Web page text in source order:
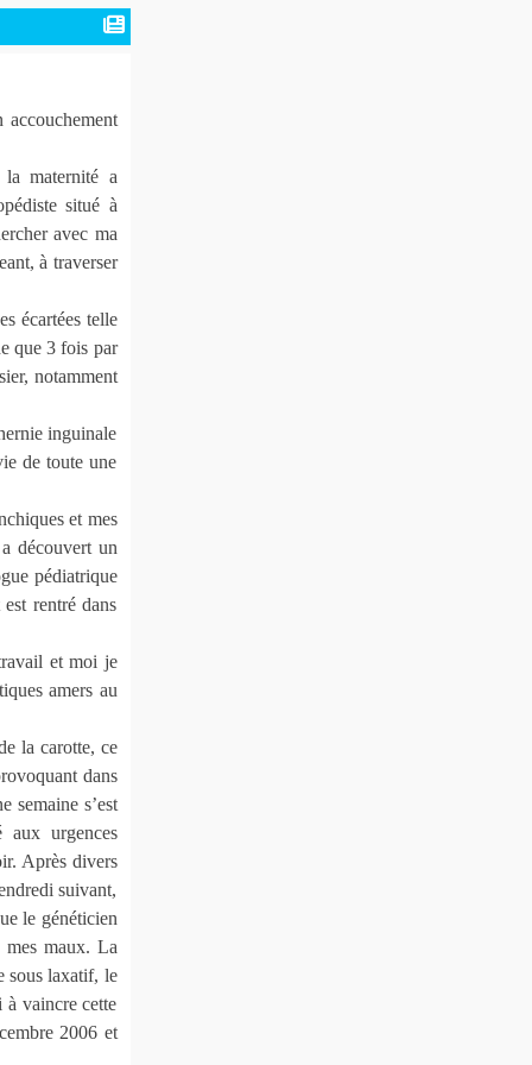
maternité a
situé à
avec ma
à traverser
écartées telle
que 3 fois par
notamment
inguinale
de toute une
et mes
découvert un
pédiatrique
rentré dans
et moi je
amers au
la carotte, ce
dans
semaine s’est
urgences
Après divers
suivant,
le généticien
maux. La
sous laxatif, le
vaincre cette
2006 et